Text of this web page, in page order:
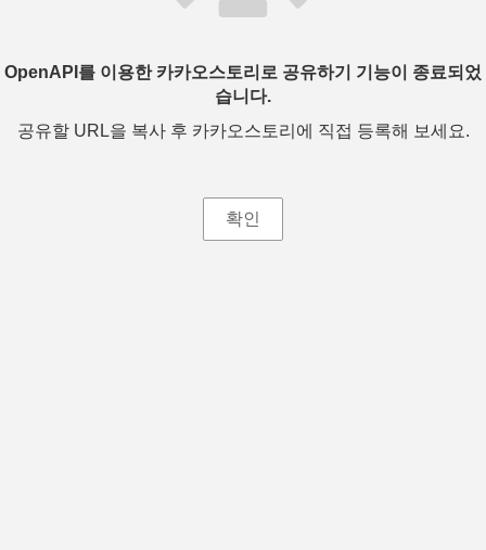
OpenAPI를 이용한 카카오스토리로 공유하기 기능이 종료되었
습니다.
공유할 URL을 복사 후 카카오스토리에 직접 등록해 보세요.
확인